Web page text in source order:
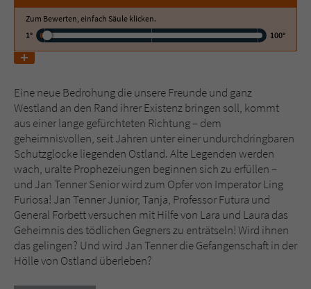
Zum Bewerten, einfach Säule klicken.
1°
100°
Eine neue Bedrohung die unsere Freunde und ganz
Westland an den Rand ihrer Existenz bringen soll, kommt
aus einer lange gefürchteten Richtung – dem
geheimnisvollen, seit Jahren unter einer undurchdringbaren
Schutzglocke liegenden Ostland. Alte Legenden werden
wach, uralte Prophezeiungen beginnen sich zu erfüllen –
und Jan Tenner Senior wird zum Opfer von Imperator Ling
Furiosa! Jan Tenner Junior, Tanja, Professor Futura und
General Forbett versuchen mit Hilfe von Lara und Laura das
Geheimnis des tödlichen Gegners zu enträtseln! Wird ihnen
das gelingen? Und wird Jan Tenner die Gefangenschaft in der
Hölle von Ostland überleben?
Name tx_pwcomments_ahash
Anbieter
Laufzeit 1 Jahr
Zweck Cookie für Kommentare einzelner Buchtitel
Name fe_typo_user
Anbieter Literatur-Couch Medien GmbH & Co. KG
Laufzeit Session
Dieses Cookie gewährleistet die